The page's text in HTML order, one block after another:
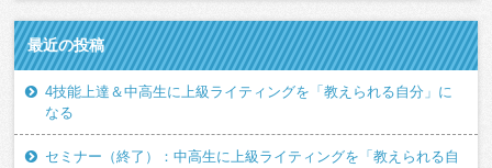
最近の投稿
4技能上達＆中高生に上級ライティングを「教えられる自分」に
なる
セミナー（終了）：中高生に上級ライティングを「教えられる自